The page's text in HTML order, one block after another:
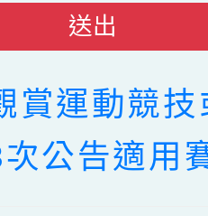
送出
賞運動競
公告適用